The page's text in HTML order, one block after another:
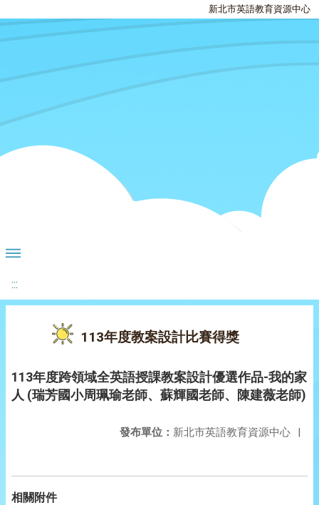
新北市英語教育資源中心
:::
113年度教案設計比賽得獎
113年度跨領域全英語授課教案設計優選作品-我的家
人 (瑞芳國小周珮瑜老師、蘇輝國老師、陳建薇老師)
發布單位： 新北市英語教育資源中心 |
相關附件